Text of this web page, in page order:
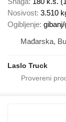
Nosivost 3.510
Ogibljenje
Mađarska,
Laslo Truck